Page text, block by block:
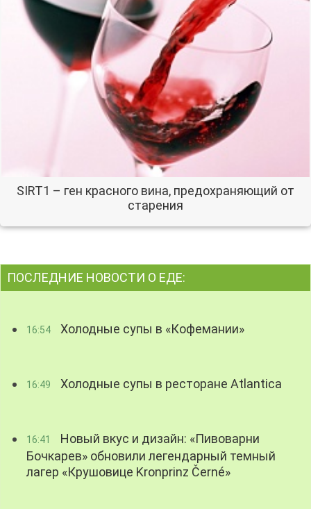
SIRT1 – ген красного вина, предохраняющий от
старения
ПОСЛЕДНИЕ НОВОСТИ О ЕДЕ:
16:54 Холодные супы в «Кофемании»
16:49 Холодные супы в ресторане Atlantica
16:41
Новый вкус и дизайн: «Пивоварни
Бочкарев» обновили легендарный темный
лагер «Крушовице Kronprinz Černé»